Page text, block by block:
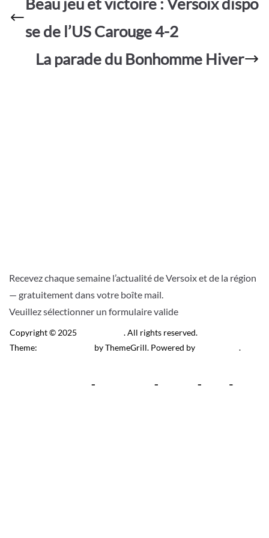
o
o
k
A
p
p
e
g
er
Beau jeu et victoire : Versoix dispo
se de l’US Carouge 4-2
La parade du Bonhomme Hiver
Recevez chaque semaine l’actualité de Versoix et de la région
— gratuitement dans votre boîte mail.
Veuillez sélectionner un formulaire valide
Copyright © 2025
. All rights reserved.
Theme:
by ThemeGrill. Powered by .
Recevez l’actu locale de